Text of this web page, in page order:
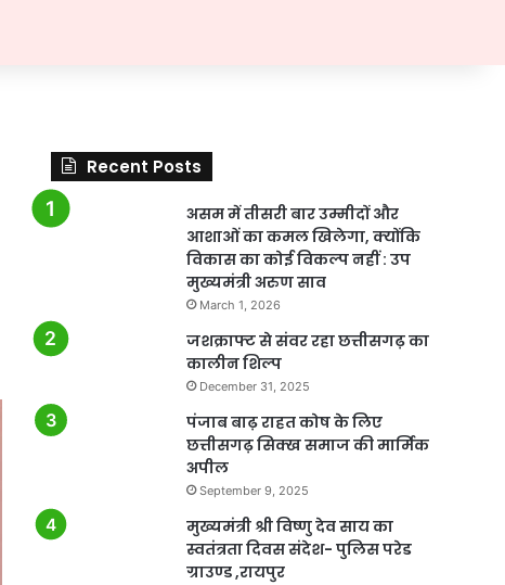
Recent Posts
असम में तीसरी बार उम्मीदों और
आशाओं का कमल खिलेगा, क्योंकि
विकास का कोई विकल्प नहीं : उप
मुख्यमंत्री अरुण साव
March 1, 2026
जशक्राफ्ट से संवर रहा छत्तीसगढ़ का
कालीन शिल्प
December 31, 2025
पंजाब बाढ़ राहत कोष के लिए
छत्तीसगढ़ सिक्ख समाज की मार्मिक
अपील
September 9, 2025
मुख्यमंत्री श्री विष्णु देव साय का
स्वतंत्रता दिवस संदेश- पुलिस परेड
ग्राउण्ड ,रायपुर